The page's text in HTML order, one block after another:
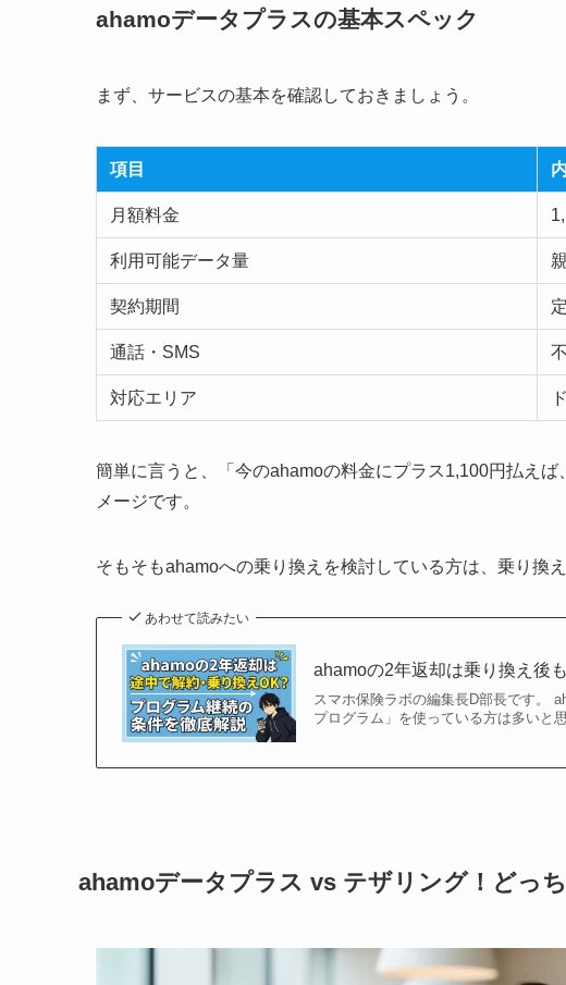
ahamoデータプラスの基本スペック
まず、サービスの基本を確認しておきましょう。
項目
月額料金
利用可能データ量
契約期間
通話・SMS
対応エリア
簡単に言うと、「今のahamoの料金にプラス1,100円払え
メージです。
そもそもahamoへの乗り換えを検討している方は、乗り換
あわせて読みたい
ahamoの2年返却は乗り換え後
スマホ保険ラボの編集長D部長です。
プログラム」を使っている方は多いと
ahamoデータプラス vs テザリング！どっ